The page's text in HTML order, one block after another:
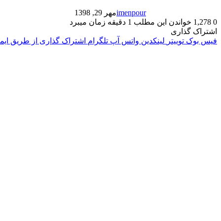
imenpourمهر 29, 1398
0
خواندن این مطلب 1 دقیقه زمان میبرد
اشتراک گذاری
فیس بوک توییتر لینکدین واتس آپ تلگرام اشتراک گذاری از طریق